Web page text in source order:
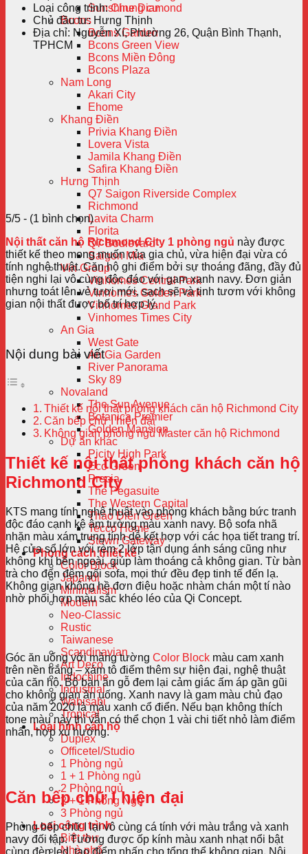
Sunshine Diamond
Bcons
Bcons Garden
Bcons Green View
Bcons Miền Đông
Bcons Plaza
Nam Long
Akari City
Ehome
Khang Điền
Privia Khang Điền
Lovera Vista
Jamila Khang Điền
Safira Khang Điền
Hưng Thịnh
Q7 Saigon Riverside Complex
Richmond
Lavita Charm
Florita
Q7 Boulevard
Saigon Mia
Vin Group
Vinhomes Central Park
Vinhomes Golden Park
Vinhomes Grand Park
Vinhomes Times City
An Gia
West Gate
An Gia Garden
River Panorama
Sky 89
Novaland
The Sun Avenue
Botanica Premier
Golden Mansion
Dự án khác
Picity High Park
Eco Green
Precia
The Pegasuite
The Western Capital
Thảo Điền Green
Tecco Home
Stown Gateway
Phong cách thiết kế
Color Block
Japandi
Minimalism
Modern
Neo-Classic
Rustic
Taiwanese
Scandinavian
Art Deco
Indochine
Industrial
Wabisabi
Tropical
Loại hình căn hộ
Duplex
Officetel/Studio
1 Phòng ngủ
1 + 1 Phòng ngủ
2 Phòng ngủ
2 + 1 Phòng Ngủ
3 Phòng ngủ
Loại công trình
Biệt thự
Nhà phố
Loại công trình:Chung cư
Chủ đầu tư: Hưng Thịnh
Địa chỉ: Nguyễn Xí, Phường 26, Quận Bình Thạnh,
TPHCM
5/5 - (1 bình chọn)
Nội thất căn hộ Richmond City 1 phòng ngủ này được
thiết kế theo mong muốn của gia chủ, vừa hiện đại vừa có
tính nghệ thuật. Căn hộ ghi điểm bởi sự thoáng đãng, đầy đủ
tiện nghi lại vô cùng độc đáo với gam xanh navy. Đơn giản
nhưng toát lên vẻ tươi mới, sạch sẽ và tinh tươm với không
gian nội thất được bố trí hợp lý.
Nội dung bài viết
Thiết kế nội thất phòng khách căn hộ Richmond City
Căn bếp chữ I hiện đại
Không gian phòng ngủ Master căn hộ Richmond
Thiết kế nội thất phòng khách căn hộ
Richmond City
KTS mang tính nghệ thuật vào phòng khách bằng bức tranh
độc đáo cạnh kệ âm tường màu xanh navy. Bộ sofa nhã
nhặn màu xám trung tính dễ kết hợp với các họa tiết trang trí.
Hệ cửa sổ lớn với rèm 2 lớp tận dụng ánh sáng cũng như
không khí bên ngoài, giúp làm thoáng cả không gian. Từ bàn
trà cho đến đệm gối sofa, mọi thứ đều đẹp tinh tế đến lạ.
Không gian không hề đơn điệu hoặc nhàm chán một tí nào
nhờ phối hợp màu sắc khéo léo của Qi Concept.
Góc ăn uống với mảng tường Color Block màu cam xanh
trên nền trắng – xám tô điểm thêm sự hiện đại, nghệ thuật
của căn hộ. Bộ bàn ăn gỗ đem lại cảm giác ấm áp gần gũi
cho không gian ăn uống. Xanh navy là gam màu chủ đạo
của năm 2020 là màu xanh cổ điển. Nếu bạn không thích
tone màu này thì vẫn có thể chọn 1 vài chi tiết nhỏ làm điểm
nhấn, hợp xu hướng.
Căn bếp chữ I hiện đại
Phòng bếp chữ I lại vô cùng cá tính với màu trắng và xanh
navy đối lập. Tường được ốp kính màu xanh nhạt nổi bật
cùng đèn led, tạo điểm nhấn cho tổng thể không gian. Nội